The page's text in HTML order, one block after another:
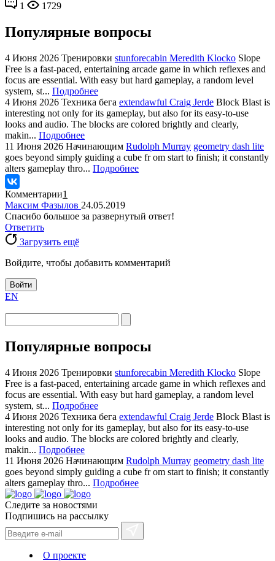
1
1729
Популярные вопросы
4 Июня 2026 Тренировки stunforecabin Meredith Klocko Slope
Free is a fast-paced, entertaining arcade game in which reflexes and
focus are essential. With easy but hard gameplay, a random level
system, st... Подробнее
4 Июня 2026 Техника бега extendawful Craig Jerde Block Blast is
interesting not only for its gameplay, but also for its easy-to-use
looks and audio. The blocks are colored brightly and clearly,
makin... Подробнее
11 Июня 2026 Начинающим Rudolph Murray geometry dash lite
goes beyond simply guiding a cube fr om start to finish; it constantly
alters gameplay thro... Подробнее
Комментарии1
Максим Фазылов 24.05.2019
Спасибо большое за развернутый ответ!
Ответить
Загрузить ещё
Войдите, чтобы добавить комментарий
Войти
EN
Популярные вопросы
4 Июня 2026 Тренировки stunforecabin Meredith Klocko Slope
Free is a fast-paced, entertaining arcade game in which reflexes and
focus are essential. With easy but hard gameplay, a random level
system, st... Подробнее
4 Июня 2026 Техника бега extendawful Craig Jerde Block Blast is
interesting not only for its gameplay, but also for its easy-to-use
looks and audio. The blocks are colored brightly and clearly,
makin... Подробнее
11 Июня 2026 Начинающим Rudolph Murray geometry dash lite
goes beyond simply guiding a cube fr om start to finish; it constantly
alters gameplay thro... Подробнее
Следите за новостями
Подпишись на рассылку
О проекте